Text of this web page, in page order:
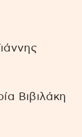
Βιβιλάκη